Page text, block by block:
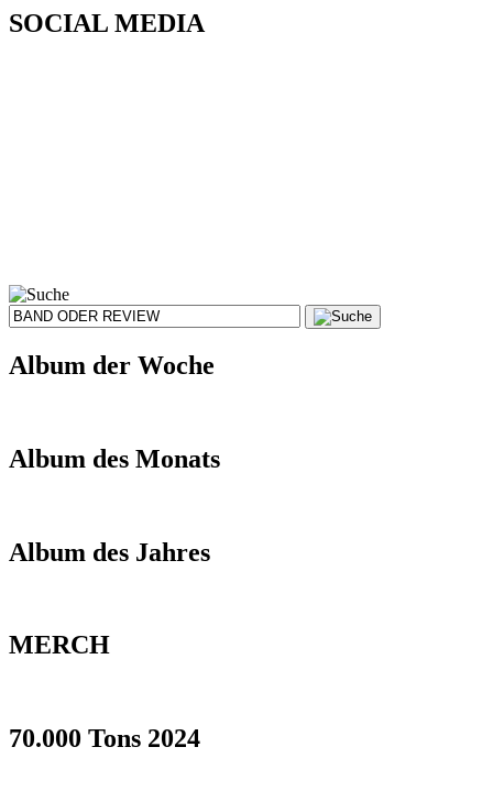
SOCIAL MEDIA
Album der Woche
Album des Monats
Album des Jahres
MERCH
70.000 Tons 2024